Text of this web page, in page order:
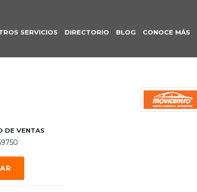
SERVICIOS DIRECTORIO BLOG CONOCE MÁS
DE VENTAS